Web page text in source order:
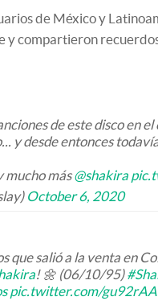
de México y
y compartieron
de este disco en el
y desde entonces
mucho más@shakira
October 6, 2020
que salió a la venta en
! 🌼 (06/10/95)
pic.twitter.com/